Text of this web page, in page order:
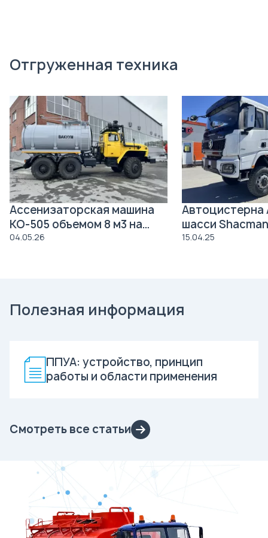
Отгруженная техника
Ассенизаторская машина
КО-505 объемом 8 м3 на
давальческое шасси Урал
04.05.26
Автоцистерна
шасси
15.04.25
Полезная информация
ППУА: устройство, принцип
работы и области применения
Смотреть все статьи